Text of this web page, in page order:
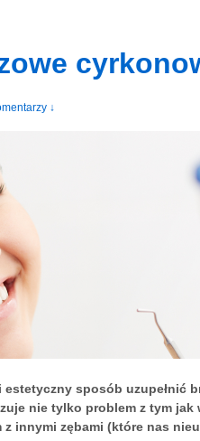
↓
sposób uzupełnić
nie tylko problem z tym jak
z innymi zębami (które nas